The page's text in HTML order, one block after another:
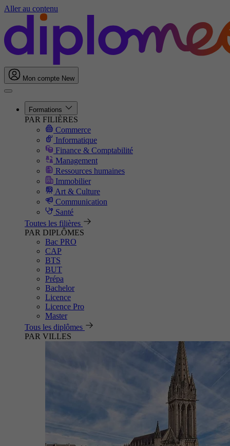
Aller au contenu
Mon compte New
Formations
PAR FILIÈRES
Commerce
Informatique
Finance & Comptabilité
Management
Ressources humaines
Immobilier
Art & Culture
Communication
Santé
Toutes les filières
PAR DIPLÔMES
Bac PRO
CAP
BTS
BUT
Prépa
Bachelor
Licence
Licence Pro
Master
Tous les diplômes
PAR VILLES